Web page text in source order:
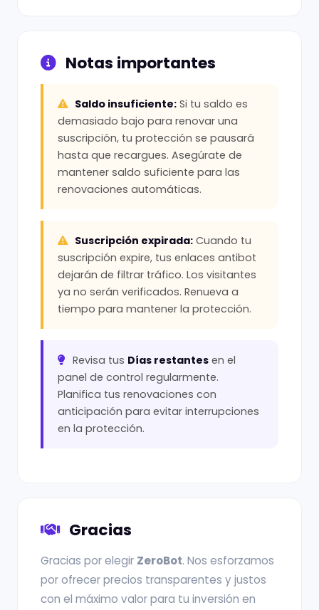
Notas importantes
Saldo insuficiente: Si tu saldo es
demasiado bajo para renovar una
suscripción, tu protección se pausará
hasta que recargues. Asegúrate de
mantener saldo suficiente para las
renovaciones automáticas.
Suscripción expirada: Cuando tu
suscripción expire, tus enlaces antibot
dejarán de filtrar tráfico. Los visitantes
ya no serán verificados. Renueva a
tiempo para mantener la protección.
Revisa tus Días restantes en el
panel de control regularmente.
Planifica tus renovaciones con
anticipación para evitar interrupciones
en la protección.
Gracias
Gracias por elegir ZeroBot. Nos esforzamos
por ofrecer precios transparentes y justos
con el máximo valor para tu inversión en